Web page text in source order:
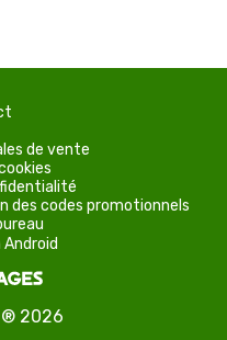
de vente
des codes promotionnels
® 2026